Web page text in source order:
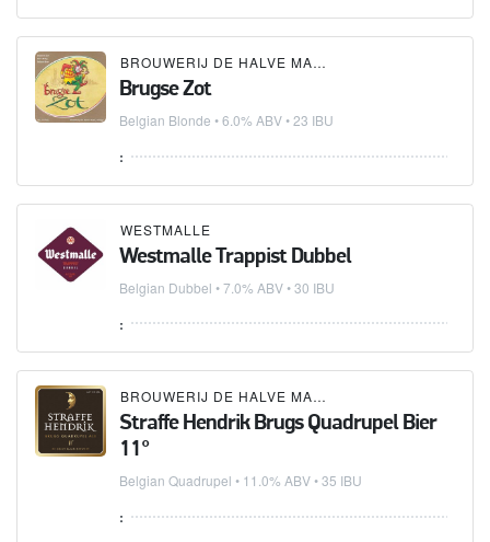
BROUWERIJ DE HALVE MAAN
Brugse Zot
Belgian Blonde • 6.0% ABV • 23 IBU
:
WESTMALLE
Westmalle Trappist Dubbel
Belgian Dubbel • 7.0% ABV • 30 IBU
:
BROUWERIJ DE HALVE MAAN
Straffe Hendrik Brugs Quadrupel Bier
11°
Belgian Quadrupel • 11.0% ABV • 35 IBU
: